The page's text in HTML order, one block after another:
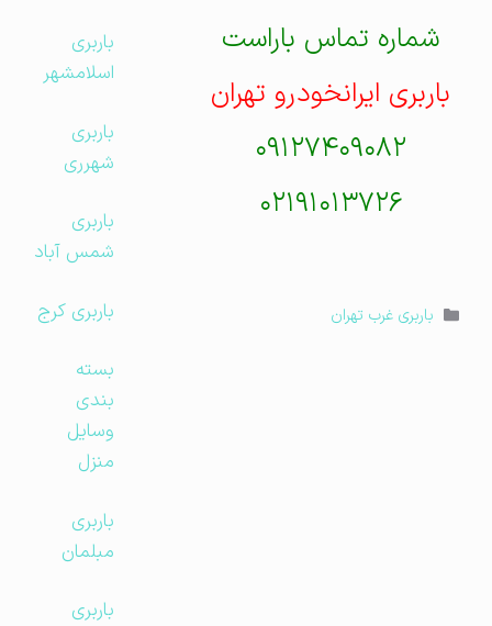
شماره تماس باراست
باربری ایرانخودرو تهران
۰۹۱۲۷۴۰۹۰۸۲
۰۲۱۹۱۰۱۳۷۲۶
دسته‌ها
باربری غرب تهران
باربری
اسلامشهر
باربری
شهرری
باربری
شمس آباد
باربری کرج
بسته
بندی
وسایل
منزل
باربری
مبلمان
باربری